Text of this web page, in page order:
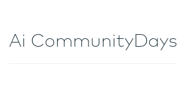
Ai CommunityDays